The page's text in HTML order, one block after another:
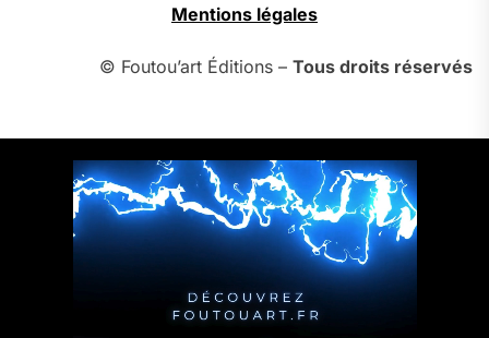
Mentions légales
© Foutou’art Éditions – Tous droits réservés